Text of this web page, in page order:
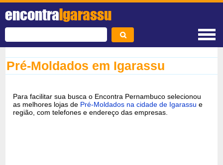
encontraIgarassu
Pré-Moldados em Igarassu
Para facilitar sua busca o Encontra Pernambuco selecionou
as melhores lojas de Pré-Moldados na cidade de Igarassu e
região, com telefones e endereço das empresas.